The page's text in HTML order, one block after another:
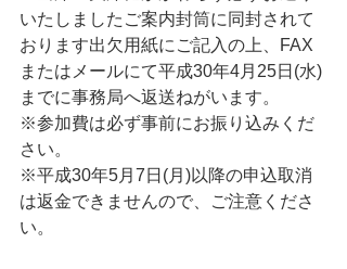
いたしましたご案内封筒に同封されて
おります出欠用紙にご記入の上、FAX
またはメールにて平成30年4月25日(水)
までに事務局へ返送ねがいます。
※参加費は必ず事前にお振り込みくだ
さい。
※平成30年5月7日(月)以降の申込取消
は返金できませんので、ご注意くださ
い。